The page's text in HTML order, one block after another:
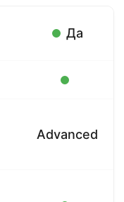
Да
Advanced